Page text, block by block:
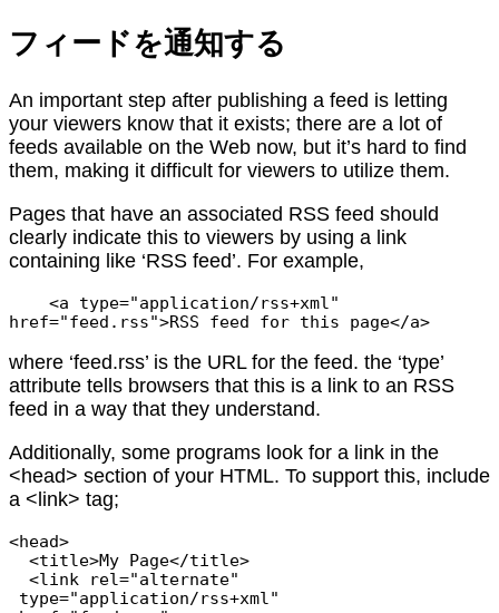
フィードを通知する
An important step after publishing a feed is letting
your viewers know that it exists; there are a lot of
feeds available on the Web now, but it’s hard to find
them, making it difficult for viewers to utilize them.
Pages that have an associated RSS feed should
clearly indicate this to viewers by using a link
containing like ‘RSS feed’. For example,
where ‘feed.rss’ is the URL for the feed. the ‘type’
attribute tells browsers that this is a link to an RSS
feed in a way that they understand.
Additionally, some programs look for a link in the
<head> section of your HTML. To support this, include
a <link> tag;
<head>